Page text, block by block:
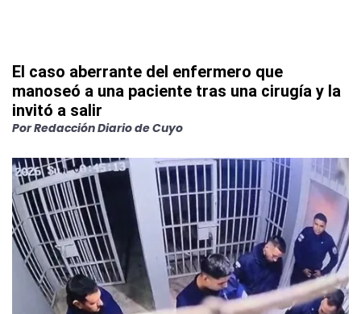
El caso aberrante del enfermero que
manoseó a una paciente tras una cirugía y la
invitó a salir
PorRedacción Diario de Cuyo